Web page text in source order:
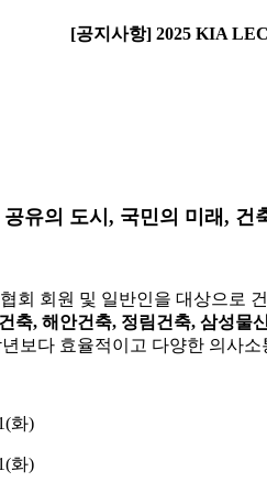
[공지사항] 2025 KIA
유의 도시, 국민의 미래, 건
회 회원 및 일반인을 대상으로
축, 해안건축, 정림건축, 삼성물
보다 효율적이고 다양한 의사소
화)
화)